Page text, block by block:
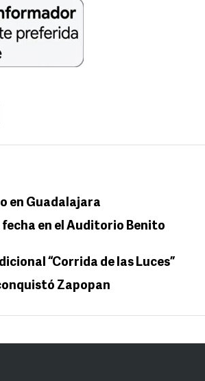
en Guadalajara
en el Auditorio Benito
“Corrida de las Luces”
Zapopan